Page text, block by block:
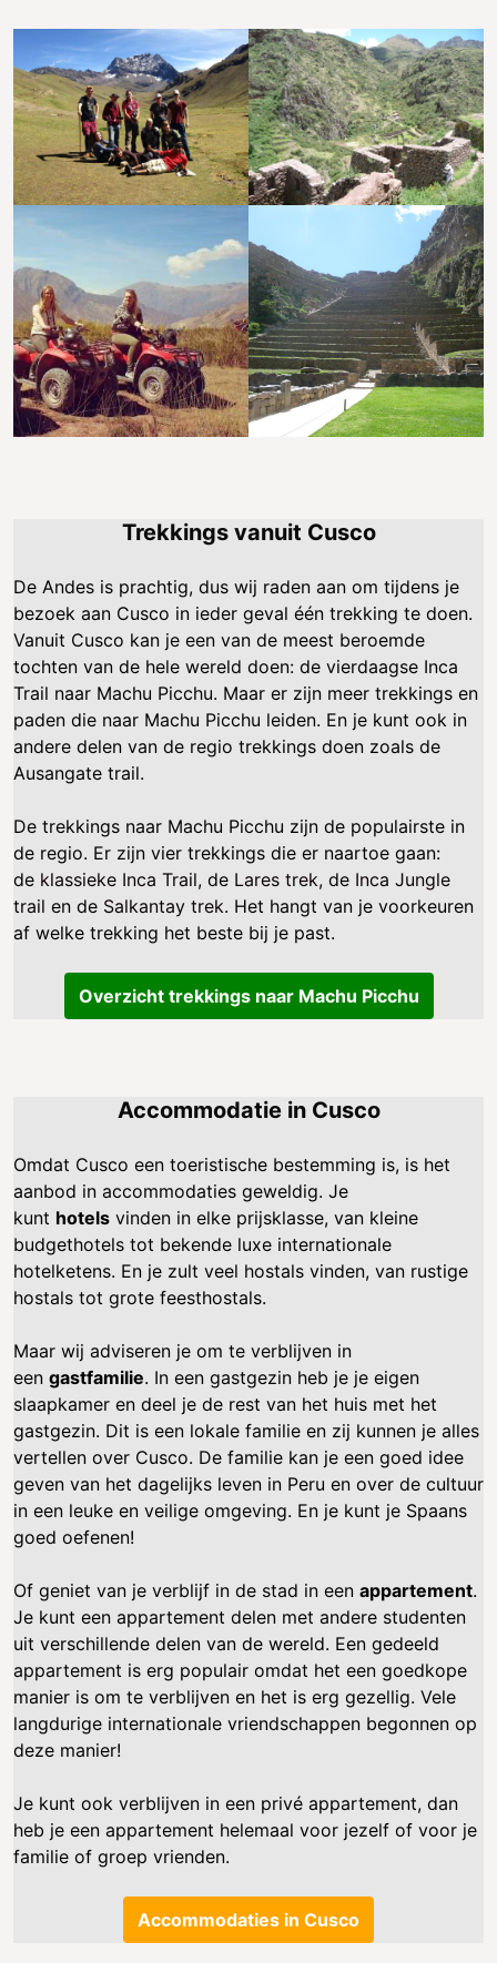
Trekkings vanuit Cusco
De Andes is prachtig, dus wij raden aan om tijdens je
bezoek aan Cusco in ieder geval één trekking te doen.
Vanuit Cusco kan je een van de meest beroemde
tochten van de hele wereld doen: de vierdaagse Inca
Trail naar Machu Picchu. Maar er zijn meer trekkings en
paden die naar Machu Picchu leiden. En je kunt ook in
andere delen van de regio trekkings doen zoals de
Ausangate trail.
De trekkings naar Machu Picchu zijn de populairste in
de regio. Er zijn vier trekkings die er naartoe gaan:
de klassieke Inca Trail, de Lares trek, de Inca Jungle
trail en de Salkantay trek. Het hangt van je voorkeuren
af welke trekking het beste bij je past.
Overzicht trekkings naar Machu Picchu
Accommodatie in Cusco
Omdat Cusco een toeristische bestemming is, is het
aanbod in accommodaties geweldig. Je
kunt hotels vinden in elke prijsklasse, van kleine
budgethotels tot bekende luxe internationale
hotelketens. En je zult veel hostals vinden, van rustige
hostals tot grote feesthostals.
Maar wij adviseren je om te verblijven in
een gastfamilie. In een gastgezin heb je je eigen
slaapkamer en deel je de rest van het huis met het
gastgezin. Dit is een lokale familie en zij kunnen je alles
vertellen over Cusco. De familie kan je een goed idee
geven van het dagelijks leven in Peru en over de cultuur
in een leuke en veilige omgeving. En je kunt je Spaans
goed oefenen!
Of geniet van je verblijf in de stad in een appartement.
Je kunt een appartement delen met andere studenten
uit verschillende delen van de wereld. Een gedeeld
appartement is erg populair omdat het een goedkope
manier is om te verblijven en het is erg gezellig. Vele
langdurige internationale vriendschappen begonnen op
deze manier!
Je kunt ook verblijven in een privé appartement, dan
heb je een appartement helemaal voor jezelf of voor je
familie of groep vrienden.
Accommodaties in Cusco